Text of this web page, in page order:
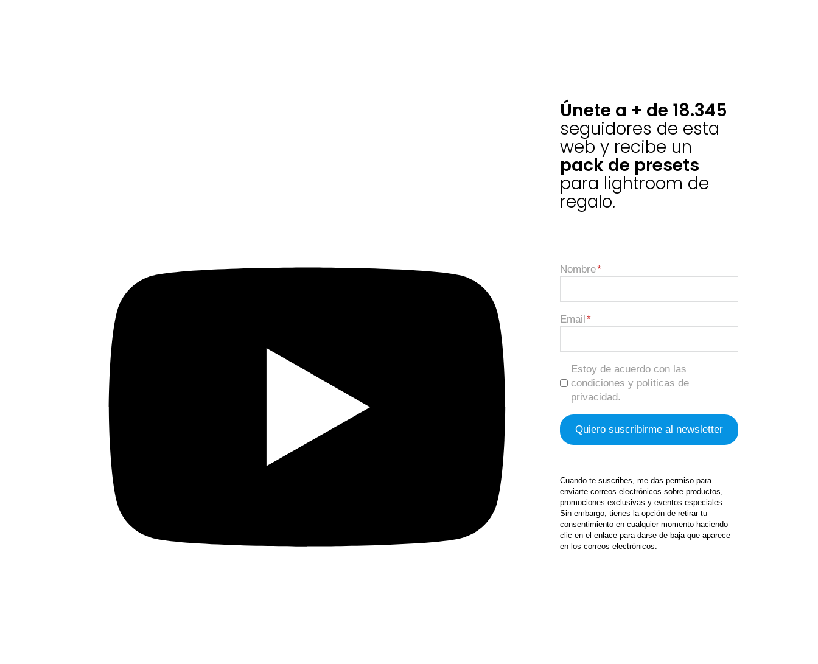
Únete a + de 18.345
seguidores de esta
web y recibe un
pack de presets
para lightroom de
regalo.
Nombre
Email
Estoy de acuerdo con las
condiciones y políticas de
privacidad.
Cuando te suscribes, me das permiso para
enviarte correos electrónicos sobre productos,
promociones exclusivas y eventos especiales.
Sin embargo, tienes la opción de retirar tu
consentimiento en cualquier momento haciendo
clic en el enlace para darse de baja que aparece
en los correos electrónicos.